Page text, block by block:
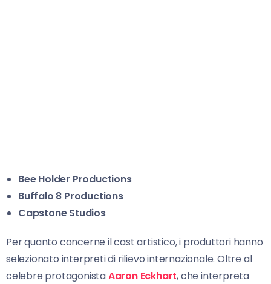
Bee Holder Productions
Buffalo 8 Productions
Capstone Studios
Per quanto concerne il cast artistico, i produttori hanno
selezionato interpreti di rilievo internazionale. Oltre al
celebre protagonistaAaron Eckhart, che interpreta